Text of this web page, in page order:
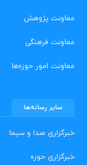
معاونت پژوهش
معاونت فرهنگی
معاونت امور حوزه‌ها
سایر رسانه‌ها
خبرگزاری صدا و سیما
خبرگزاری حوزه